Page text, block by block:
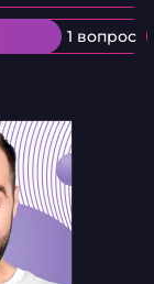
1 вопрос